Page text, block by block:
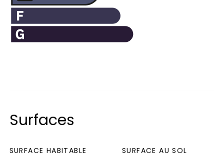
Surfaces
SURFACE HABITABLE SURFACE AU SOL